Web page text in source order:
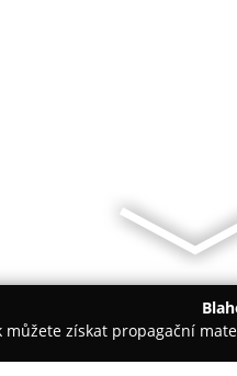
můžete získat propagační